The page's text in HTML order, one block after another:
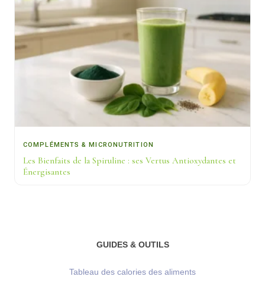
COMPLÉMENTS & MICRONUTRITION
Les Bienfaits de la Spiruline : ses Vertus Antioxydantes et
Énergisantes
GUIDES & OUTILS
Tableau des calories des aliments